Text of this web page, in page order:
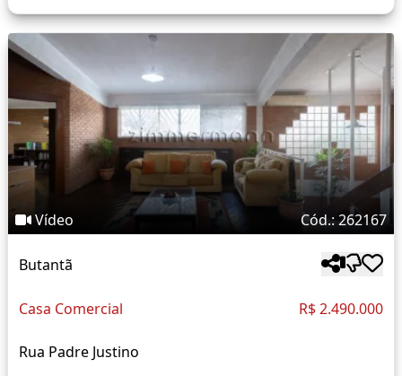
Vídeo Cód.: 262167
Butantã
Casa Comercial R$ 2.490.000
Rua Padre Justino